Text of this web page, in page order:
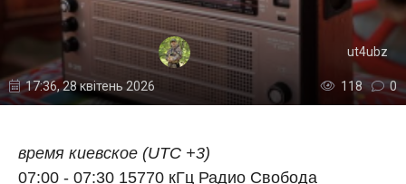
ut4ubz
17:36, 28 квітень 2026 118 0
время киевское (UTC +3)
07:00 - 07:30 15770 кГц Радио Свобода